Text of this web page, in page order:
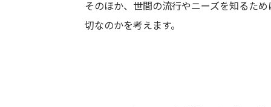
そのほか、世間の流行やニーズを知るた
切なのかを考えます。